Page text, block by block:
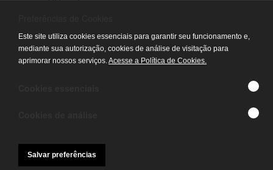
- Vídeos Institucionais
Contato
- Fale conosco
- Trabalhe conosco
Este site utiliza cookies essenciais para garantir seu funcionamento e,
mediante sua autorização, cookies de análise de visitação para
aprimorar nossos serviços.Acesse a Política de Cookies.
Salvar preferências